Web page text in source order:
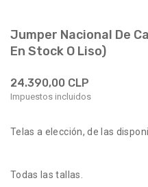
Jumper Nacional De
En Stock O Liso)
24.390,00 CLP
Impuestos incluidos
Telas a elección, de las
Todas las tallas.